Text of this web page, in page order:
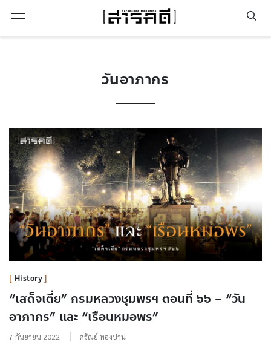
วันอาภากร
History
“เสด็จเตี่ย” กรมหลวงชุมพรฯ ตอนที่ ๖๖ – “วัน
อาภากร” และ “เรือนหมอพร”
7 กันยายน 2022 ศรัณย์ ทองปาน